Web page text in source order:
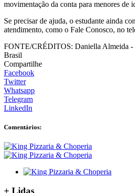
movimentação da conta para menores de
Se precisar de ajuda, o estudante ainda
atendimento, como o Fale Conosco, no
FONTE/CRÉDITOS: Daniella Almeida -
Brasil
Compartilhe
Facebook
Twitter
Whatsapp
Telegram
LinkedIn
Comentários:
+ Lidas